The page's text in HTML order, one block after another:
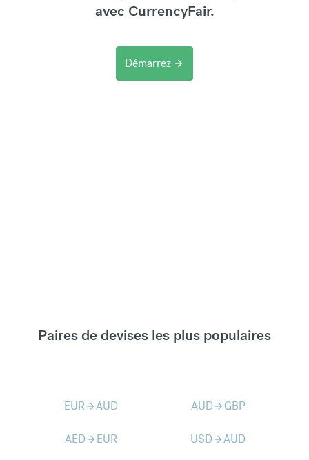
avec CurrencyFair.
Démarrez arrow_forward
Paires de devises les plus populaires
EURarrow_forwardAUD AUDarrow_forward GBP
AEDarrow_forward EUR USDarrow_forwardAUD